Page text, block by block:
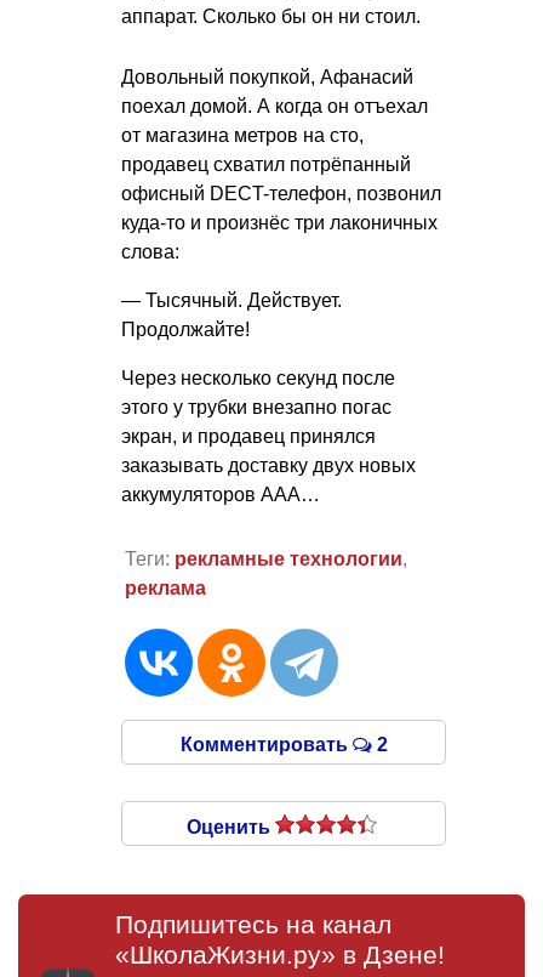
аппарат. Сколько бы он ни стоил.
Довольный покупкой, Афанасий
поехал домой. А когда он отъехал
от магазина метров на сто,
продавец схватил потрёпанный
офисный DECT-телефон, позвонил
куда-то и произнёс три лаконичных
слова:
— Тысячный. Действует.
Продолжайте!
Через несколько секунд после
этого у трубки внезапно погас
экран, и продавец принялся
заказывать доставку двух новых
аккумуляторов ААА…
Теги: рекламные технологии,
реклама
Комментировать 2
Оценить
Подпишитесь на канал
«ШколаЖизни.ру» в Дзене!